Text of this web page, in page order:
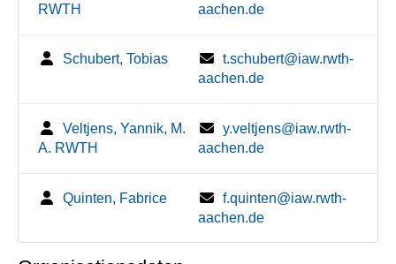
RWTH
aachen.de
Schubert, Tobias
t.schubert@iaw.rwth-
aachen.de
Veltjens, Yannik, M.
A. RWTH
y.veltjens@iaw.rwth-
aachen.de
Quinten, Fabrice
f.quinten@iaw.rwth-
aachen.de